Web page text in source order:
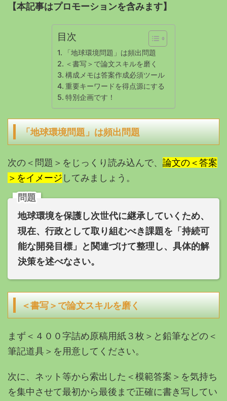
【本記事はプロモーションを含みます】
目次
「地球環境問題」は頻出問題
＜書写＞で論文スキルを磨く
構成メモは答案作成必須ツール
重要キーワードを得点源にする
特別企画です！
「地球環境問題」は頻出問題
次の ＜問題＞をじっくり読み込んで、 論文の＜答案
＞をイメージ してみましょう。
問題
地球環境を保護し次世代に継承していくため、
現在、行政として取り組むべき課題を 「持続可
能な開発目標」と関連づけて整理し、具体的解
決策を述べなさい。
＜書写＞で論文スキルを磨く
まず＜４００字詰め原稿用紙３枚＞と鉛筆などの＜
筆記道具＞を用意してください。
次に、ネット等から索出した＜模範答案＞を気持ち
を集中させて最初から最後まで正確に書き写してい